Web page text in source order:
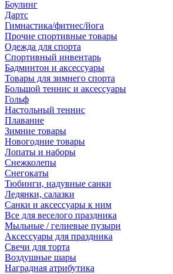
Боулинг
Дартс
Гимнастика/фитнес/йога
Прочие спортивные товары
Одежда для спорта
Спортивный инвентарь
Бадминтон и аксессуары
Товары для зимнего спорта
Большой теннис и аксессуары
Гольф
Настольный теннис
Плавание
Зимние товары
Новогодние товары
Лопаты и наборы
Снежколепы
Снегокаты
Тюбинги, надувные санки
Ледянки, салазки
Санки и аксессуары к ним
Все для веселого праздника
Мыльные / гелиевые пузыри
Аксессуары для праздника
Свечи для торта
Воздушные шары
Наградная атрибутика